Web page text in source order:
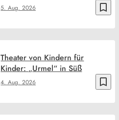
bookmark_border
5. Aug. 2026
bookmark_border
4. Aug. 2026
Theater von Kindern für
Kinder: „Urmel“ in Süß